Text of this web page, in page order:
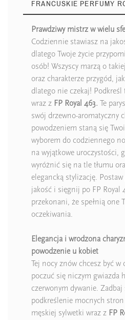
FRANCUSKIE PERFUMY
Prawdziwy mistrz w wielu
Codziennie stawiasz na
dlatego Twoje życie
osób! Wszyscy marzą o
oraz charakterze przygód,
dlatego nie czekaj!
wraz z FP Royal 463. Te
swój drzewno-aromatyczny
powodzeniem staną się
wyborem do codziennego
na wyjątkowe uroczystości,
wyróżnić się na tle tłumu
elegancką stylizację.
jakość i sięgnij po FP Royal
przekonani, że spełnią one
oczekiwania.
Elegancja i wrodzona
powodzenie u kobiet
Tej nocy znów chcesz być
poczuć się niczym gwiazda
czerwonym dywanie.
podkreślenie mocnych
męskiej sylwetki wraz z FP